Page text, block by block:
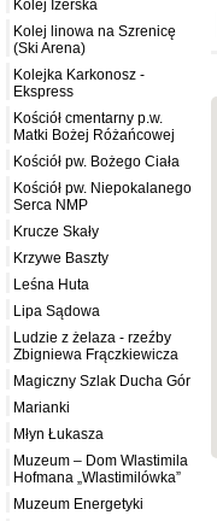
Kolej Izerska
Kolej linowa na Szrenicę
(Ski Arena)
Kolejka Karkonosz -
Ekspress
Kościół cmentarny p.w.
Matki Bożej Różańcowej
Kościół pw. Bożego Ciała
Kościół pw. Niepokalanego
Serca NMP
Krucze Skały
Krzywe Baszty
Leśna Huta
Lipa Sądowa
Ludzie z żelaza - rzeźby
Zbigniewa Frączkiewicza
Magiczny Szlak Ducha Gór
Marianki
Młyn Łukasza
Muzeum – Dom Wlastimila
Hofmana „Wlastimilówka”
Muzeum Energetyki